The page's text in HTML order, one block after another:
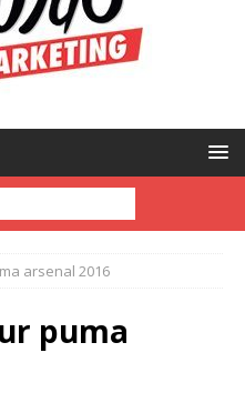
arsenal 2016
puma